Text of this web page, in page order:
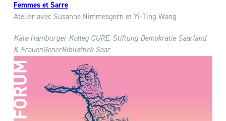
Femmes et Sarre
Atelier avec Susanne Nimmesgern et Yi-Ting Wang
Käte Hamburger Kolleg CURE, Stiftung Demokratie Saarland
& FrauenGenerBibliothek Saar